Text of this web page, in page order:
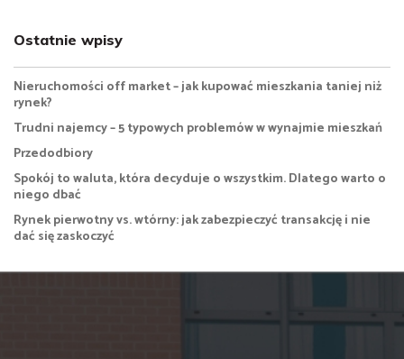
Ostatnie wpisy
Nieruchomości off market – jak kupować mieszkania taniej niż
rynek?
Trudni najemcy – 5 typowych problemów w wynajmie mieszkań
Przedodbiory
Spokój to waluta, która decyduje o wszystkim. Dlatego warto o
niego dbać
Rynek pierwotny vs. wtórny: jak zabezpieczyć transakcję i nie
dać się zaskoczyć